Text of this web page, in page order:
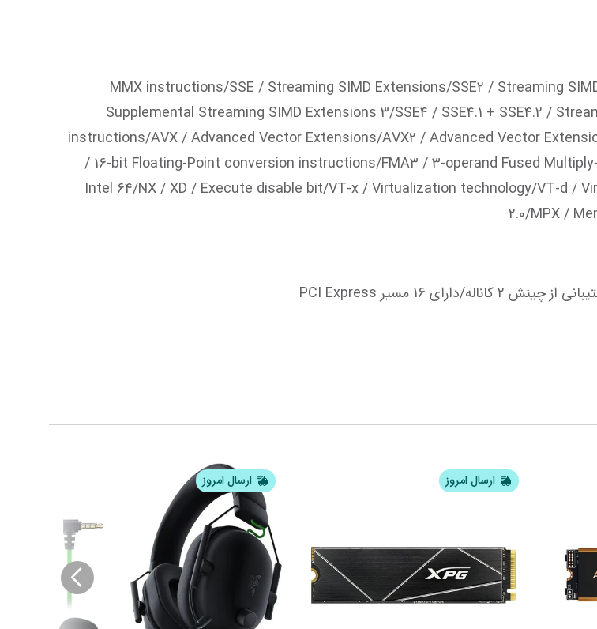
MMX instructions/SSE / Streaming SIMD Extensions/SSE2 / Streaming
Supplemental Streaming SIMD Extensions 3/SSE4 / SSE4.1 + SSE4.2 /
instructions/AVX / Advanced Vector Extensions/AVX2 / Advanced Vector
/ 16-bit Floating-Point conversion instructions/FMA3 / 3-operand Fused
Intel 64/NX / XD / Execute disable bit/VT-x / Virtualization technology/VT-d /
2.0/MPX /
ارسال امروز ارسال امروز